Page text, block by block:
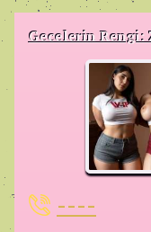
Gecelerin Rengi:
----